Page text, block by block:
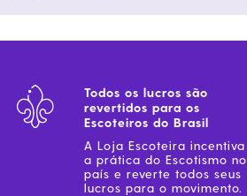
Todos os lucros são
revertidos para os
Escoteiros do Brasil
A Loja Escoteira incentiva
a prática do Escotismo no
país e reverte todos seus
lucros para o movimento.